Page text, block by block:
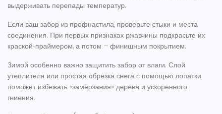
выдерживать перепады температур.
Если ваш забор из профнастила, проверьте стыки и места
соединения. При первых признаках ржавчины подкрасьте их
краской‑праймером, а потом – финишным покрытием.
Зимой особенно важно защитить забор от влаги. Слой
утеплителя или простая обрезка снега с помощью лопатки
поможет избежать «замёрзания» дерева и ускоренного
гниения.